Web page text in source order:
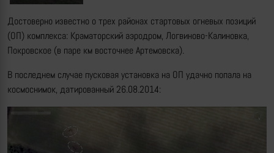
Достоверно известно о трех районах стартовых огневых позиций
(ОП) комплекса: Краматорский аэродром, Логвиново-Калиновка,
Покровское (в паре км восточнее Артемовска).
В последнем случае пусковая установка на ОП удачно попала на
космоснимок, датированный 26.08.2014: